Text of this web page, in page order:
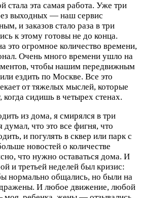
стала эта самая работа. Уже три
выходных — наш сервис
и заказов стало раза в три
к этому готовы не до конца.
это огромное количество времени,
Очень много времени ушло на
чтобы нашим передвижным
ездить по Москве. Все это
от тяжелых мыслей, которые
когда сидишь в четырех стенах.
из дома, я смирялся в три
что это все фигня, что
и погулять в сквер или парк с
новостей о количестве
что нужно оставаться дома. И
и третьей неделей был кризис:
нормально общались, но были на
И любое движение, любой